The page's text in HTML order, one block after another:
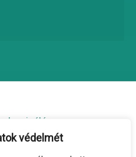
védelmét